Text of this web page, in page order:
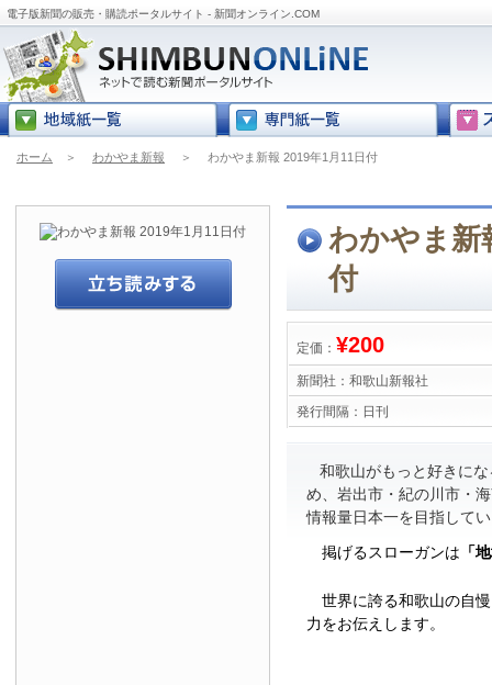
電子版新聞の販売・購読ポータルサイト - 新聞オンライン.COM
ホーム ＞ わかやま新報 ＞ わかやま新報 2019年1月11日付
わかやま新
付
定価： ¥200
新聞社： 和歌山新報社
発行間隔： 日刊
和歌山がもっと好きに
め、岩出市・紀の川市・
情報量日本一を目指して
掲げるスローガンは 「
世界に誇る和歌山の自
力をお伝えします。